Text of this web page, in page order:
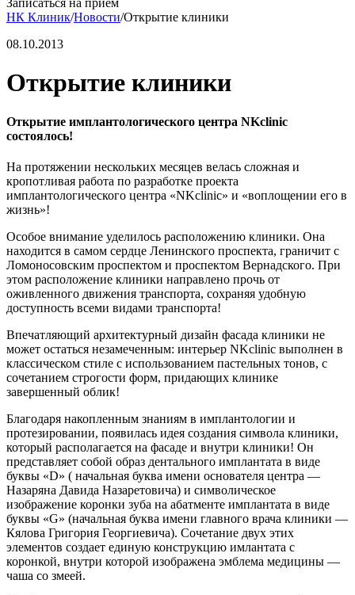
Записаться на прием
НК Клиник/Новости/Открытие клиники
08.10.2013
Открытие клиники
Открытие имплантологического центра NKclinic
состоялось!
На протяжении нескольких месяцев велась сложная и
кропотливая работа по разработке проекта
имплантологического центра «NKclinic» и «воплощении его в
жизнь»!
Особое внимание уделилось расположению клиники. Она
находится в самом сердце Ленинского проспекта, граничит с
Ломоносовским проспектом и проспектом Вернадского. При
этом расположение клиники направлено прочь от
оживленного движения транспорта, сохраняя удобную
доступность всеми видами транспорта!
Впечатляющий архитектурный дизайн фасада клиники не
может остаться незамеченным: интерьер NKclinic выполнен в
классическом стиле с использованием пастельных тонов, с
сочетанием строгости форм, придающих клинике
завершенный облик!
Благодаря накопленным знаниям в имплантологии и
протезировании, появилась идея создания символа клиники,
который располагается на фасаде и внутри клиники! Он
представляет собой образ дентального имплантата в виде
буквы «D» ( начальная буква имени основателя центра —
Назаряна Давида Назаретовича) и символическое
изображение коронки зуба на абатменте имплантата в виде
буквы «G» (начальная буква имени главного врача клиники —
Кялова Григория Георгиевича). Сочетание двух этих
элементов создает единую конструкцию имлантата с
коронкой, внутри которой изображена эмблема медицины —
чаша со змеей.